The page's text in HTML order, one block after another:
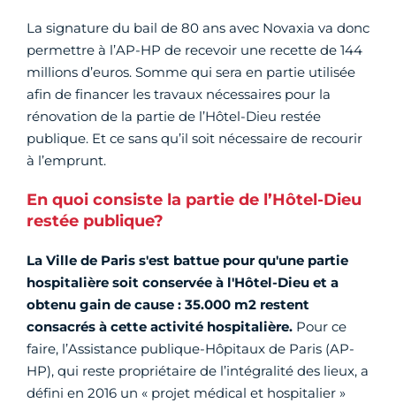
La signature du bail de 80 ans avec Novaxia va donc
permettre à l’AP-HP de recevoir une recette de 144
millions d’euros. Somme qui sera en partie utilisée
afin de financer les travaux nécessaires pour la
rénovation de la partie de l’Hôtel-Dieu restée
publique. Et ce sans qu’il soit nécessaire de recourir
à l’emprunt.
En quoi consiste la partie de l’Hôtel-Dieu
restée publique?
La Ville de Paris s'est battue pour qu'une partie
hospitalière soit conservée à l'Hôtel-Dieu et a
obtenu gain de cause : 35.000 m2 restent
consacrés à cette activité hospitalière. Pour ce
faire, l’Assistance publique-Hôpitaux de Paris (AP-
HP), qui reste propriétaire de l’intégralité des lieux, a
défini en 2016 un « projet médical et hospitalier »